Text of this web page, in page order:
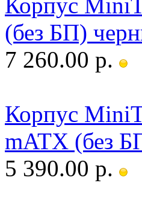
Корпус
(без БП)
7 260.00 р.
Корпус
mATX (без
5 390.00 р.